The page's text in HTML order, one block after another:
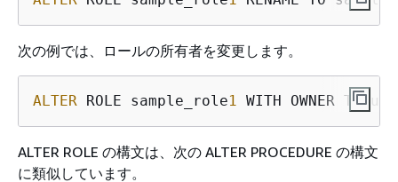
次の例では、ロールの所有者を変更します。
ALTER ROLE sample_role1 WITH OWNER TO
ALTER ROLE の構文は、次の ALTER PROCEDURE の構文
に類似しています。